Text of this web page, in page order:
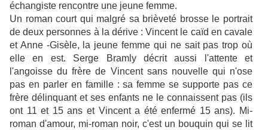
échangiste rencontre une jeune femme.
Un roman court qui malgré sa brièveté brosse le portrait
de deux personnes à la dérive : Vincent le caïd en cavale
et Anne -Gisèle, la jeune femme qui ne sait pas trop où
elle en est. Serge Bramly décrit aussi l'attente et
l'angoisse du frère de Vincent sans nouvelle qui n'ose
pas en parler en famille : sa femme se supporte pas ce
frère délinquant et ses enfants ne le connaissent pas (ils
ont 11 et 15 ans et Vincent a été enfermé 15 ans). Mi-
roman d'amour, mi-roman noir, c'est un bouquin qui se lit